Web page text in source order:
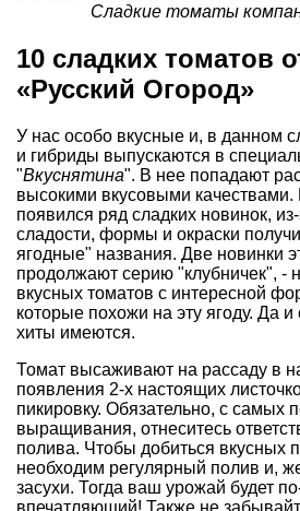
Сладкие томаты
10 сладких томатов
«Русский Огород»
У нас особо вкусные и, в данном
и гибриды выпускаются в
"Вкуснятина". В нее попадают
высокими вкусовыми качествами.
появился ряд сладких новинок,
сладости, формы и окраски
ягодные" названия. Две новинки
продолжают серию "клубничек", -
вкусных томатов с интересной
которые похожи на эту ягоду. Да
хиты имеются.
Томат высаживают на рассаду в
появления 2-х настоящих
пикировку. Обязательно, с самых
выращивания, отнеситесь
полива. Чтобы добиться вкусных
необходим регулярный полив и,
засухи. Тогда ваш урожай будет
впечатляющий! Также не